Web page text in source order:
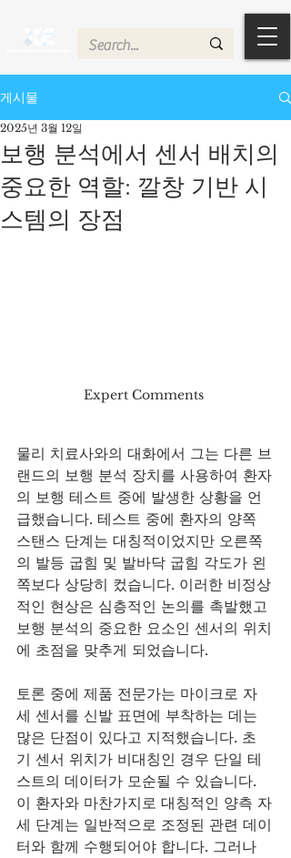
게시물
보행 분석에서 센서 배치의
중요한 역할: 깔창 기반 시
스템의 장점
2025년 3월 12일
Expert Comments
물리 치료사와의 대화에서 그는 다른 브
랜드의 보행 분석 장치를 사용하여 환자
의 보행 테스트 중에 발생한 상황을 언
급했습니다. 테스트 중에 환자의 양쪽
스탠스 단계는 대칭적이었지만 오른쪽
의 발등 굽힘 및 발바닥 굽힘 각도가 왼
쪽보다 상당히 컸습니다. 이러한 비정상
적인 현상은 심층적인 논의를 촉발했고
보행 분석의 중요한 요소인 센서의 위치
에 초점을 맞추게 되었습니다.
토론 중에 제품 전문가는 마이크로 자
세 센서를 신발 표면에 부착하는 데는
많은 단점이 있다고 지적했습니다. 초
기 센서 위치가 비대칭인 경우 단일 테
스트의 데이터가 모순될 수 있습니다.
이 환자와 마찬가지로 대칭적인 양측 자
세 단계는 일반적으로 조정된 관련 데이
터와 함께 수행되어야 합니다. 그러나